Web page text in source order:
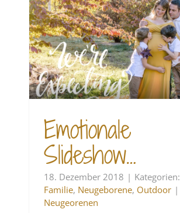
Emotionale
Slideshow…
18. Dezember 2018 | Kategorien:
Familie, Neugeborene, Outdoor |
Neugeorenen